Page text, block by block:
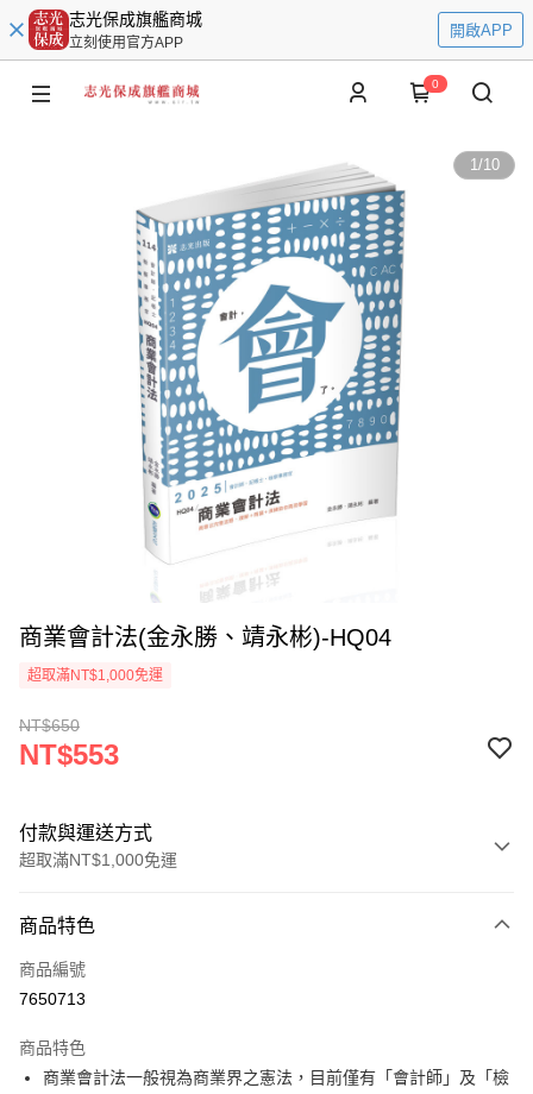
志光保成旗艦商城
立刻使用官方APP
開啟APP
0
1/10
商業會計法(金永勝、靖永彬)-HQ04
超取滿NT$1,000免運
NT$650
NT$553
付款與運送方式
超取滿NT$1,000免運
信用卡一次付款
超商取貨付款
Apple Pay
商品特色
商品編號
7650713
商品特色
商業會計法一般視為商業界之憲法，目前僅有「會計師」及「檢